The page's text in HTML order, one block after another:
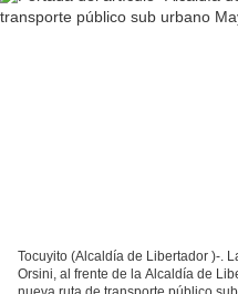
Tocuyito (Alcaldía de Libertador )-.
Orsini, al frente de la Alcaldía de